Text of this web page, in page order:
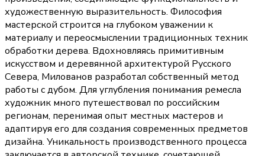
художественную выразительность. Философия
мастерской строится на глубоком уважении к
материалу и переосмыслении традиционных техник
обработки дерева. Вдохновляясь примитивным
искусством и деревянной архитектурой Русского
Севера, Милованов разработал собственный метод
работы с дубом. Для углубления понимания ремесла
художник много путешествовал по российским
регионам, перенимая опыт местных мастеров и
адаптируя его для создания современных предметов
дизайна. Уникальность производственного процесса